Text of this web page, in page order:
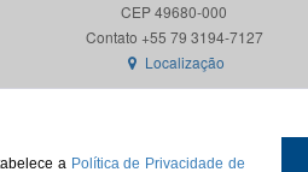
a Política de Privacidade de
CEP 49680-000
Contato +55 79 3194-7127
Localização